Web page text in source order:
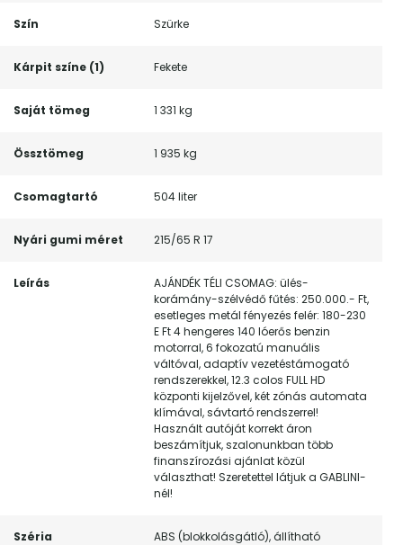
Szín Szürke
Kárpit színe (1) Fekete
Saját tömeg 1 331 kg
Össztömeg 1 935 kg
Csomagtartó 504 liter
Nyári gumi méret 215/65 R 17
Leírás
AJÁNDÉK TÉLI CSOMAG: ülés-
korámány-szélvédő fűtés: 250.000.- Ft,
esetleges metál fényezés felér: 180-230
E Ft 4 hengeres 140 lóerős benzin
motorral, 6 fokozatú manuális
váltóval, adaptív vezetéstámogató
rendszerekkel, 12.3 colos FULL HD
központi kijelzővel, két zónás automata
klímával, sávtartó rendszerrel!
Használt autóját korrekt áron
beszámítjuk, szalonunkban több
finanszírozási ajánlat közül
választhat! Szeretettel látjuk a GABLINI-
nél!
Széria
ABS (blokkolásgátló), állítható